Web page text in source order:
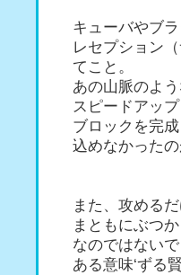
キューバやブ
レセプション
てこと。
あの山脈のよ
スピードアップ
ブロックを完
込めなかったの
また、攻める
まともにぶつ
なのではない
ある意味‘ずる